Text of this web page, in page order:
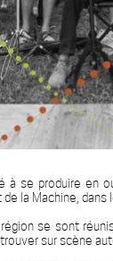
à se produire en
la Machine, dans
se sont
sur scène